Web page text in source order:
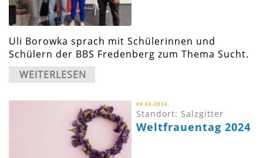
Uli Borowka sprach mit Schülerinnen und
Schülern der BBS Fredenberg zum Thema Sucht.
WEITERLESEN
08.03.2024
Standort: Salzgitter
Weltfrauentag 2024